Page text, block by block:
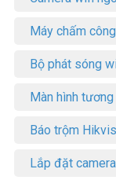
Máy chấm
Bộ phát sóng
Màn hình
Báo trộm
Lắp đặt